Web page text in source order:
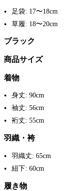
足袋: 17〜18cm
草履: 18〜20cm
ブラック
商品サイズ
着物
身丈: 90cm
袖丈: 56cm
裄丈: 55cm
羽織・袴
羽織丈: 65cm
紐下: 60cm
履き物